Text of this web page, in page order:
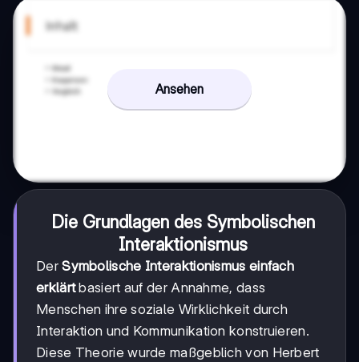
Ansehen
Die Grundlagen des Symbolischen
Interaktionismus
DerSymbolische Interaktionismus einfach
erklärtbasiert auf der Annahme, dass
Menschen ihre soziale Wirklichkeit durch
Interaktion und Kommunikation konstruieren.
Diese Theorie wurde maßgeblich von Herbert